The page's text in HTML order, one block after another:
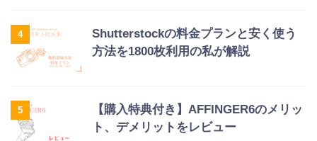
4
Shutterstockの料金プランと安く使う
方法を1800枚利用の私が解説
5
【購入特典付き】AFFINGER6のメリッ
ト、デメリットをレビュー